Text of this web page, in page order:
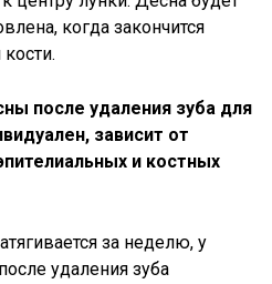
когда закончится
после удаления зуба для
зависит от
и костных
за неделю, у
удаления зуба